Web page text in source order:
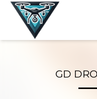
Skip
GD